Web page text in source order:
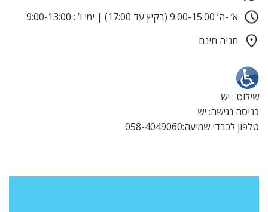
א’ -ה’ 9:00-15:00 (בקיץ עד 17:00) | ימי ו’ : 9:00-13:00
חניה חינם
שילוט : יש
כניסה נגישה: יש
טלפון לכבדי שמיעה:058-4049060